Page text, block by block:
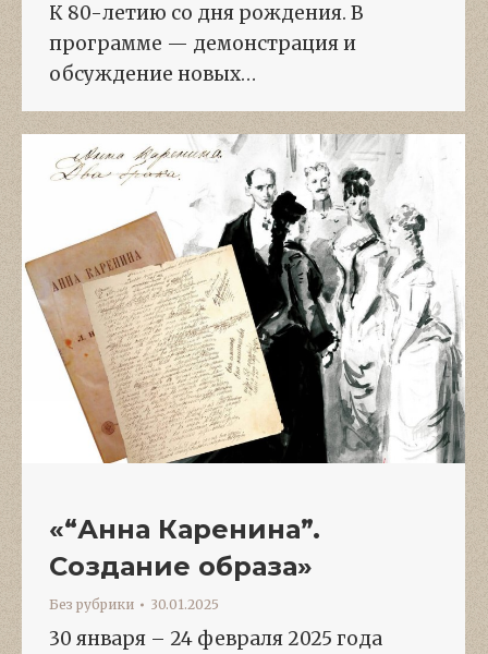
К 80-летию со дня рождения. В
программе — демонстрация и
обсуждение новых…
«“Анна Каренина”.
Создание образа»
Без рубрики 30.01.2025
30 января – 24 февраля 2025 года